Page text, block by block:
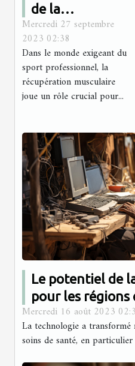
de la
récupération
musculaire
pour les
sportifs
professionnels
Mercredi 27 septembre
2023 02:38
Dans le monde exigeant du
sport professionnel, la
récupération musculaire
joue un rôle crucial pour...
Le potentiel de
pour les régions
Mercredi 16 août 2023
La technologie a
soins de santé, en particulier